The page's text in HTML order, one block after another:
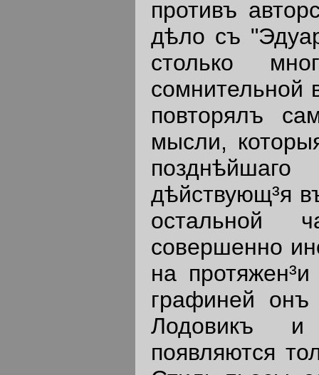
противъ
дѣло съ
столько
сомнительной
повторялъ
мысли,
дѣйствующ³я
остальной
совершенно
на
графиней
Лодовикъ
появляются